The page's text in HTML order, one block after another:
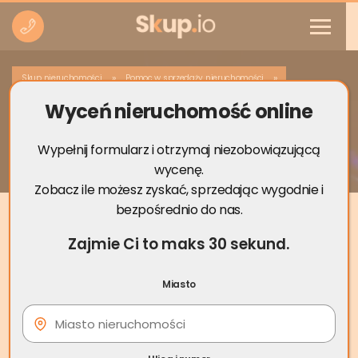
Skup nieruchomości » Pomoc w sprzedaży nieruchomości »
Ile warte jest moje mieszkanie? Wypróbuj
to narzędzie!
Wyceń nieruchomość online
Wypełnij formularz i otrzymaj niezobowiązującą
wycenę.
Zobacz ile możesz zyskać, sprzedając wygodnie i
bezpośrednio do nas.
Zajmie Ci to maks 30 sekund.
Miasto